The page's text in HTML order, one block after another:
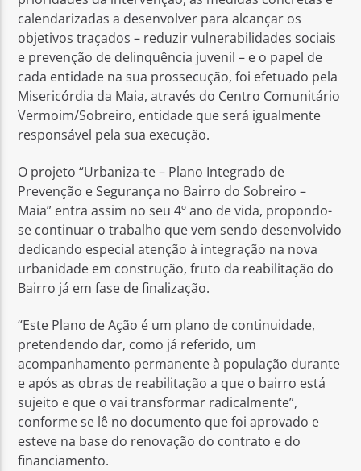
calendarizadas a desenvolver para alcançar os
objetivos traçados – reduzir vulnerabilidades sociais
e prevenção de delinquência juvenil – e o papel de
cada entidade na sua prossecução, foi efetuado pela
Misericórdia da Maia, através do Centro Comunitário
Vermoim/Sobreiro, entidade que será igualmente
responsável pela sua execução.
O projeto “Urbaniza-te – Plano Integrado de
Prevenção e Segurança no Bairro do Sobreiro –
Maia” entra assim no seu 4º ano de vida, propondo-
se continuar o trabalho que vem sendo desenvolvido
dedicando especial atenção à integração na nova
urbanidade em construção, fruto da reabilitação do
Bairro já em fase de finalização.
“Este Plano de Ação é um plano de continuidade,
pretendendo dar, como já referido, um
acompanhamento permanente à população durante
e após as obras de reabilitação a que o bairro está
sujeito e que o vai transformar radicalmente”,
conforme se lê no documento que foi aprovado e
esteve na base do renovação do contrato e do
financiamento.